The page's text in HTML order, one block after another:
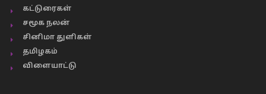
கட்டுரைகள்
சமூக நலன்
சினிமா துளிகள்
தமிழகம்
விளையாட்டு